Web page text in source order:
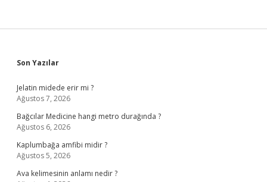
Sidebar
Son Yazılar
Jelatin midede erir mi ?
Ağustos 7, 2026
Bağcılar Medicine hangi metro durağında ?
Ağustos 6, 2026
Kaplumbağa amfibi midir ?
Ağustos 5, 2026
Ava kelimesinin anlamı nedir ?